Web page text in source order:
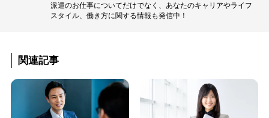
派遣のお仕事についてだけでなく、あなたのキャリアやライフ
スタイル、働き方に関する情報も発信中！
関連記事